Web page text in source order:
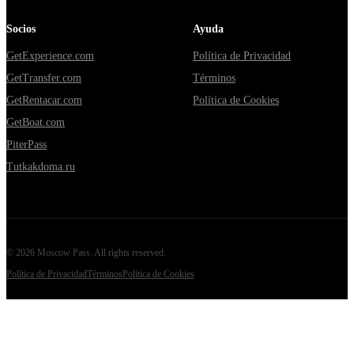
Socios
GetExperience.com
GetTransfer.com
GetRentacar.com
GetBoat.com
PiterPass
Tutkakdoma.ru
Ayuda
Política de Privacidad
Términos
Política de Cookies
© 2026 Moscow Pass . All rights reserved.
Política de PrivacidadTérminosPolítica de Cookies